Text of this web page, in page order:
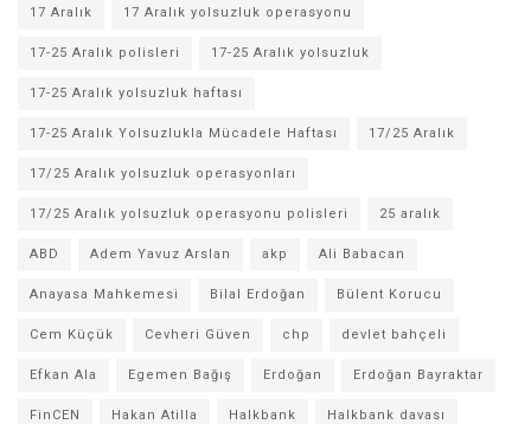
17 Aralık 17 Aralık yolsuzluk operasyonu
17-25 Aralık polisleri 17-25 Aralık yolsuzluk
17-25 Aralık yolsuzluk haftası
17-25 Aralık Yolsuzlukla Mücadele Haftası 17/25 Aralık
17/25 Aralık yolsuzluk operasyonları
17/25 Aralık yolsuzluk operasyonu polisleri 25 aralık
ABD Adem Yavuz Arslan akp Ali Babacan
Anayasa Mahkemesi Bilal Erdoğan Bülent Korucu
Cem Küçük Cevheri Güven chp devlet bahçeli
Efkan Ala Egemen Bağış Erdoğan Erdoğan Bayraktar
FinCEN Hakan Atilla Halkbank Halkbank davası